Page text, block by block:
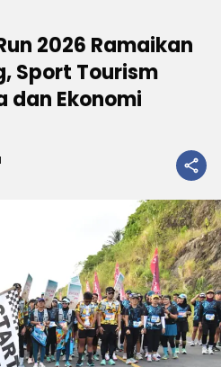
2026 Ramaikan
Sport Tourism
dan Ekonomi